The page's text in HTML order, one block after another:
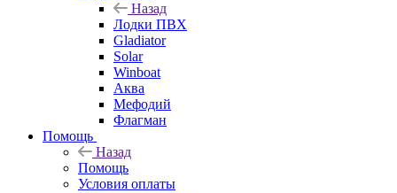
Назад
Лодки ПВХ
Gladiator
Solar
Winboat
Аква
Мефодий
Флагман
Помощь
Назад
Помощь
Условия оплаты